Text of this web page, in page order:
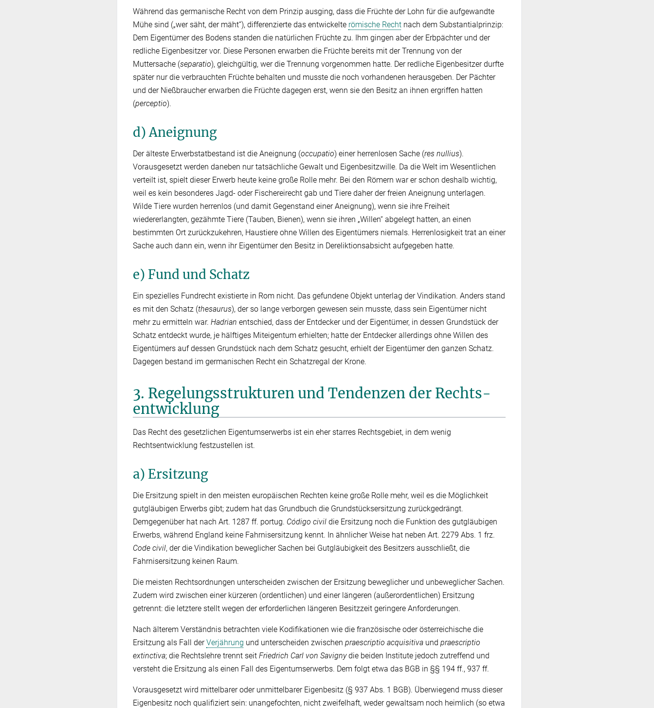
Während das germanische Recht von dem Prinzip ausging, dass die Früchte der Lohn für die aufgewandte
Mühe sind („wer säht, der mäht“), differenzierte das entwickelte römische Recht nach dem Substantialprinzip:
Dem Eigentümer des Bodens standen die natürlichen Früchte zu. Ihm gingen aber der Erbpächter und der
redliche Eigenbesitzer vor. Diese Personen erwarben die Früchte bereits mit der Trennung von der
Muttersache (separatio), gleichgültig, wer die Trennung vorgenommen hatte. Der redliche Eigenbesitzer durfte
später nur die verbrauchten Früchte behalten und musste die noch vorhandenen herausgeben. Der Pächter
und der Nießbraucher erwarben die Früchte dagegen erst, wenn sie den Besitz an ihnen ergriffen hatten
(perceptio).
d) Aneignung
Der älteste Erwerbstatbestand ist die Aneignung (occupatio) einer herrenlosen Sache (res nullius).
Vorausgesetzt werden daneben nur tatsächliche Gewalt und Eigenbesitzwille. Da die Welt im Wesentlichen
verteilt ist, spielt dieser Erwerb heute keine große Rolle mehr. Bei den Römern war er schon deshalb wichtig,
weil es kein besonderes Jagd- oder Fischereirecht gab und Tiere daher der freien Aneignung unterlagen.
Wilde Tiere wurden herrenlos (und damit Gegenstand einer Aneignung), wenn sie ihre Freiheit
wiedererlangten, gezähmte Tiere (Tauben, Bienen), wenn sie ihren „Willen“ abgelegt hatten, an einen
bestimmten Ort zurückzukehren, Haustiere ohne Willen des Eigentümers niemals. Herrenlosigkeit trat an einer
Sache auch dann ein, wenn ihr Eigentümer den Besitz in Dereliktionsabsicht aufgegeben hatte.
e) Fund und Schatz
Ein spezielles Fundrecht existierte in Rom nicht. Das gefundene Objekt unterlag der Vindikation. Anders stand
es mit den Schatz (thesaurus), der so lange verborgen gewesen sein musste, dass sein Eigentümer nicht
mehr zu ermitteln war. Hadrian entschied, dass der Entdecker und der Eigentümer, in dessen Grundstück der
Schatz entdeckt wurde, je hälftiges Miteigentum erhielten; hatte der Entdecker allerdings ohne Willen des
Eigentümers auf dessen Grundstück nach dem Schatz gesucht, erhielt der Eigentümer den ganzen Schatz.
Dagegen bestand im germanischen Recht ein Schatzregal der Krone.
3. Regelungsstrukturen und Tendenzen der Rechts­
entwicklung
Das Recht des gesetzlichen Eigentumserwerbs ist ein eher starres Rechtsgebiet, in dem wenig
Rechtsentwicklung festzustellen ist.
a) Ersitzung
Die Ersitzung spielt in den meisten europäischen Rechten keine große Rolle mehr, weil es die Möglichkeit
gutgläubigen Erwerbs gibt; zudem hat das Grundbuch die Grundstücksersitzung zurückgedrängt.
Demgegenüber hat nach Art. 1287 ff. portug. Código civil die Ersitzung noch die Funktion des gutgläubigen
Erwerbs, während England keine Fahrnisersitzung kennt. In ähnlicher Weise hat neben Art. 2279 Abs. 1 frz.
Code civil, der die Vindikation beweglicher Sachen bei Gutgläubigkeit des Besitzers ausschließt, die
Fahrnisersitzung keinen Raum.
Die meisten Rechtsordnungen unterscheiden zwischen der Ersitzung beweglicher und unbeweglicher Sachen.
Zudem wird zwischen einer kürzeren (ordentlichen) und einer längeren (außerordentlichen) Ersitzung
getrennt: die letztere stellt wegen der erforderlichen längeren Besitzzeit geringere Anforderungen.
Nach älterem Verständnis betrachten viele Kodifikationen wie die französische oder österreichische die
Ersitzung als Fall derVerjährung und unterscheiden zwischen praescriptio acquisitiva und praescriptio
extinctiva; die Rechtslehre trennt seit Friedrich Carl von Savignydie beiden Institute jedoch zutreffend und
versteht die Ersitzung als einen Fall des Eigentumserwerbs. Dem folgt etwa das BGB in §§ 194 ff., 937 ff.
Vorausgesetzt wird mittelbarer oder unmittelbarer Eigenbesitz (§ 937 Abs. 1 BGB). Überwiegend muss dieser
Eigenbesitz noch qualifiziert sein: unangefochten, nicht zweifelhaft, weder gewaltsam noch heimlich (so etwa